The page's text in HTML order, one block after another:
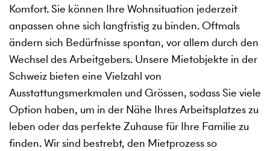
Komfort. Sie können Ihre Wohnsituation jederzeit
anpassen ohne sich langfristig zu binden. Oftmals
ändern sich Bedürfnisse spontan, vor allem durch den
Wechsel des Arbeitgebers. Unsere Mietobjekte in der
Schweiz bieten eine Vielzahl von
Ausstattungsmerkmalen und Grössen, sodass Sie viele
Option haben, um in der Nähe Ihres Arbeitsplatzes zu
leben oder das perfekte Zuhause für Ihre Familie zu
finden. Wir sind bestrebt, den Mietprozess so